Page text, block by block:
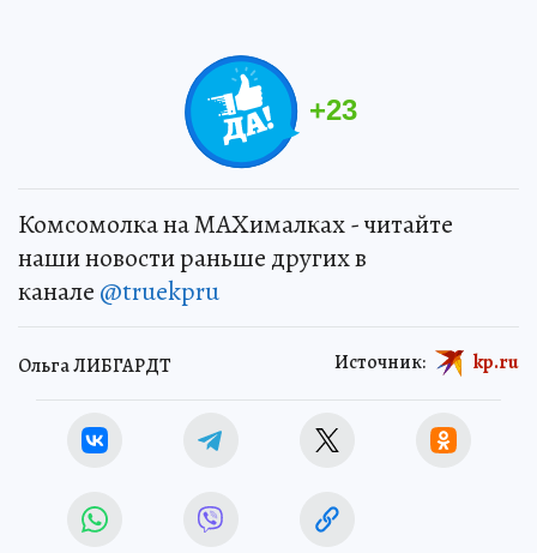
+23
Комсомолка на MAXималках - читайте
наши новости раньше других в
канале @truekpru
Ольга ЛИБГАРДТ Источник: kp.ru